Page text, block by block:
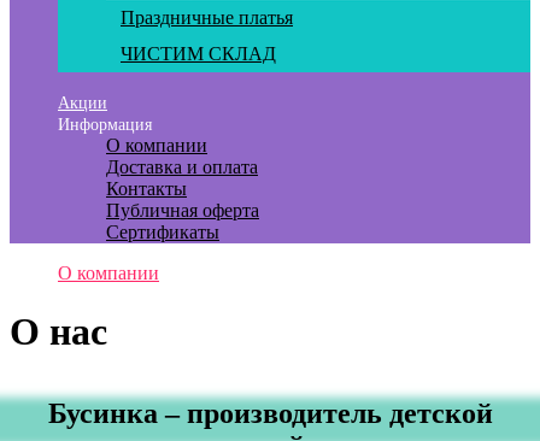
Праздничные платья
ЧИСТИМ СКЛАД
Акции
Информация
О компании
Доставка и оплата
Контакты
Публичная оферта
Сертификаты
О компании
О нас
Бусинка – производитель детской